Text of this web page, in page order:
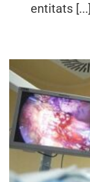
entitats [...]